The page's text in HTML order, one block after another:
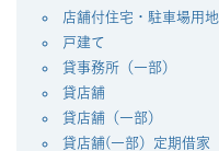
店舗付住宅・駐車場用地
戸建て
貸事務所（一部）
貸店舗
貸店舗（一部）
貸店舗(一部）定期借家